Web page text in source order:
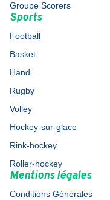
Groupe Scorers
Sports
Football
Basket
Hand
Rugby
Volley
Hockey-sur-glace
Rink-hockey
Roller-hockey
Mentions légales
Conditions Générales